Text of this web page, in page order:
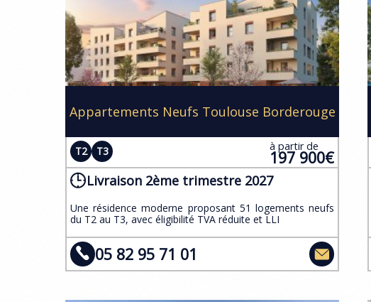
Appartements Neufs Toulouse Borderouge
T2 T3 à partir de
197 900€
Livraison 2ème trimestre 2027
Une résidence moderne proposant 51 logements neufs
du T2 au T3, avec éligibilité TVA réduite et LLI​
05 82 95 71 01